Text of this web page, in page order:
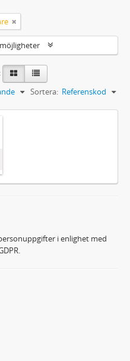
Sortera: Referenskod
i enlighet med